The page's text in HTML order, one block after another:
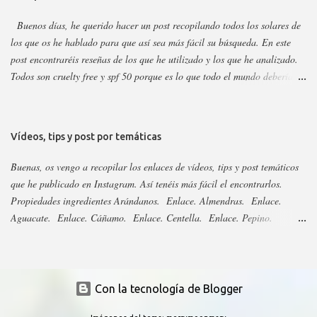
Buenos días, he querido hacer un post recopilando todos los solares de
los que os he hablado para que así sea más fácil su búsqueda. En este
post encontraréis reseñas de los que he utilizado y los que he analizado.
Todos son cruelty free y spf 50 porque es lo que todo el mundo debería
pero las marcas sacan año tras año los mismo, aunque suelen cambiar el
envase. Si no veis alguno es porque ya está analizado, así que revisad el
nombre para saber si cambiaron su envase. Os dejo el listado y los
enlaces a continuación: 3Ina. Enlace. Abib esencia y stick. Enlace.
Acorelle. Enlace. Acorelle, resto. Enlace. Acty Mask. Enlace.
Vídeos, tips y post por temáticas
Buenas, os vengo a recopilar los enlaces de vídeos, tips y post temáticos
que he publicado en Instagram. Así tenéis más fácil el encontrarlos.
Propiedades ingredientes Arándanos. Enlace. Almendras. Enlace.
Aguacate. Enlace. Cáñamo. Enlace. Centella. Enlace. Pepino.
Rosa. Enlace. Oliva. Enlace. Coco. Enlace. Escualeno. Enlace.
Con la tecnología de Blogger